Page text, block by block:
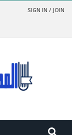
SIGN IN / JOIN